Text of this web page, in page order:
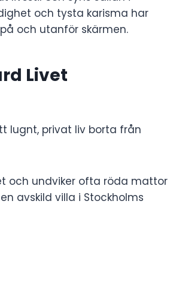
och tysta karisma har
och utanför skärmen.
Livet
lugnt, privat liv borta från
och undviker ofta röda mattor
avskild villa i Stockholms